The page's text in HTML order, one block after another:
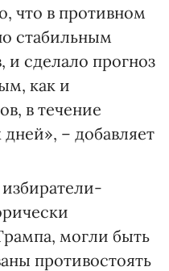
что в противном
стабильным
и сделало прогноз
как и
в течение
– добавляет
могли быть
противостоять